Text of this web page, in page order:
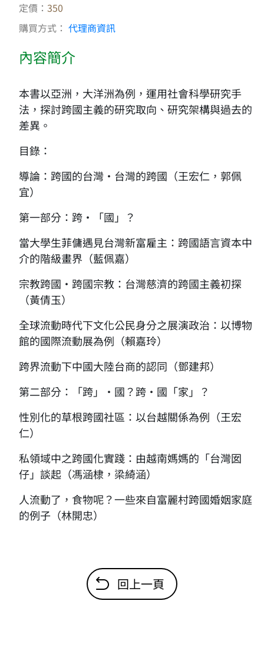
定價： 350
購買方式： 代理商資訊
內容簡介
本書以亞洲，大洋洲為例，運用社會科學研究手
法，探討跨國主義的研究取向、研究架構與過去的
差異。
目錄：
導論：跨國的台灣‧台灣的跨國（王宏仁，郭佩
宜）
第一部分：跨‧「國」？
當大學生菲傭遇見台灣新富雇主：跨國語言資本中
介的階級畫界（藍佩嘉）
宗教跨國‧跨國宗教：台灣慈濟的跨國主義初探
（黃倩玉）
全球流動時代下文化公民身分之展演政治：以博物
館的國際流動展為例（賴嘉玲）
跨界流動下中國大陸台商的認同（鄧建邦）
第二部分：「跨」‧國？跨‧國「家」？
性別化的草根跨國社區：以台越關係為例（王宏
仁）
私領域中之跨國化實踐：由越南媽媽的「台灣囡
仔」談起（馮涵棣，梁綺涵）
人流動了，食物呢？一些來自富麗村跨國婚姻家庭
的例子（林開忠）
回上一頁